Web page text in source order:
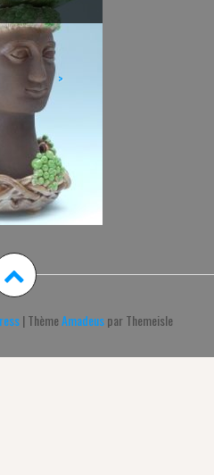
>
|ThèmeAmadeuspar Themeisle